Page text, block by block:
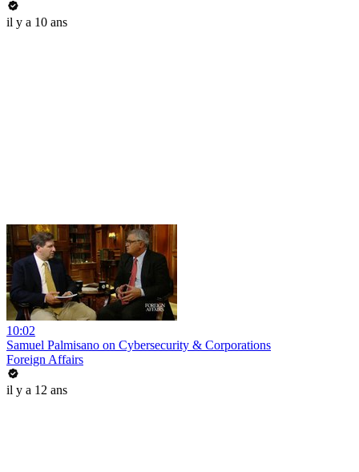
il y a 10 ans
10:02
Samuel Palmisano on Cybersecurity & Corporations
Foreign Affairs
il y a 12 ans